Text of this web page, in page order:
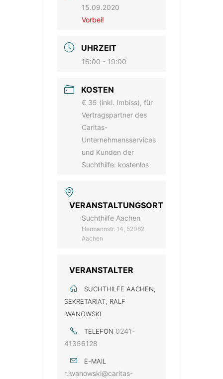
15.09.2020
Vorbei!
UHRZEIT
16:00 - 19:00
KOSTEN
€ 35 (inkl. Imbiss), für
Vertragspartner des
Caritas-
Unternehmensservices
und Kunden der
Suchthilfe: kostenlos
VERANSTALTUNGSORT
Suchthilfe Aachen
Hermannstr. 14, 52062
Aachen
VERANSTALTER
SUCHTHILFE AACHEN,
SEKRETARIAT, RALF
IWANOWSKI
TELEFON 0241-
41356128
E-MAIL
r.iwanowski@caritas-